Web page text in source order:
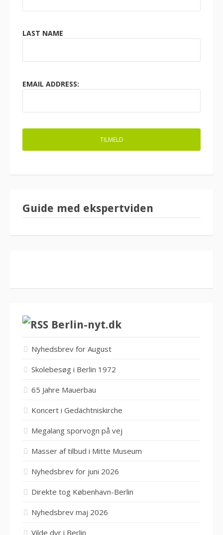
LAST NAME
EMAIL ADDRESS:
Guide med ekspertviden
Berlin-nyt.dk
Nyhedsbrev for August
Skolebesøg i Berlin 1972
65 Jahre Mauerbau
Koncert i Gedächtniskirche
Megalang sporvogn på vej
Masser af tilbud i Mitte Museum
Nyhedsbrev for juni 2026
Direkte tog København-Berlin
Nyhedsbrev maj 2026
Vilde dyr i Berlin